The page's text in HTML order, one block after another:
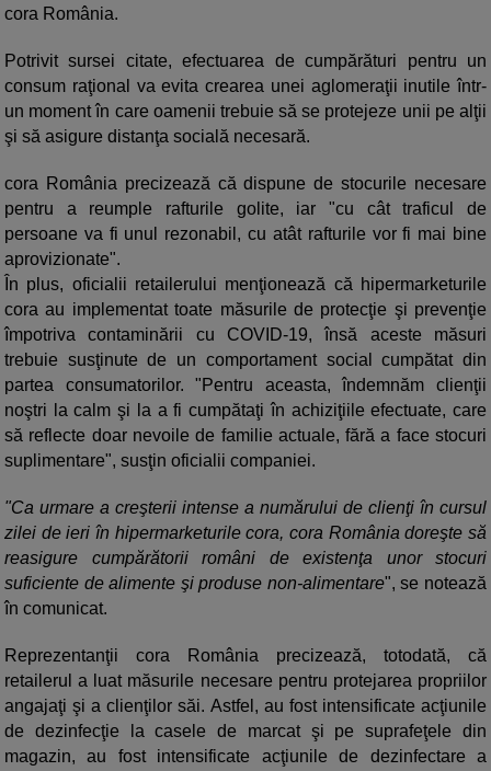
cora România.
Potrivit sursei citate, efectuarea de cumpărături pentru un
consum raţional va evita crearea unei aglomeraţii inutile într-
un moment în care oamenii trebuie să se protejeze unii pe alţii
şi să asigure distanţa socială necesară.
cora România precizează că dispune de stocurile necesare
pentru a reumple rafturile golite, iar "cu cât traficul de
persoane va fi unul rezonabil, cu atât rafturile vor fi mai bine
aprovizionate".
În plus, oficialii retailerului menţionează că hipermarketurile
cora au implementat toate măsurile de protecţie şi prevenţie
împotriva contaminării cu COVID-19, însă aceste măsuri
trebuie susţinute de un comportament social cumpătat din
partea consumatorilor. "Pentru aceasta, îndemnăm clienţii
noştri la calm şi la a fi cumpătaţi în achiziţiile efectuate, care
să reflecte doar nevoile de familie actuale, fără a face stocuri
suplimentare", susţin oficialii companiei.
"Ca urmare a creşterii intense a numărului de clienţi în cursul
zilei de ieri în hipermarketurile cora, cora România doreşte să
reasigure cumpărătorii români de existenţa unor stocuri
suficiente de alimente şi produse non-alimentare", se notează
în comunicat.
Reprezentanţii cora România precizează, totodată, că
retailerul a luat măsurile necesare pentru protejarea propriilor
angajaţi şi a clienţilor săi. Astfel, au fost intensificate acţiunile
de dezinfecţie la casele de marcat şi pe suprafeţele din
magazin, au fost intensificate acţiunile de dezinfectare a